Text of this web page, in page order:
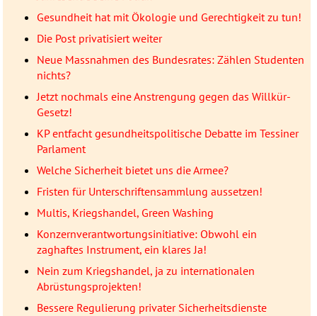
Gesundheit hat mit Ökologie und Gerechtigkeit zu tun!
Die Post privatisiert weiter
Neue Massnahmen des Bundesrates: Zählen Studenten
nichts?
Jetzt nochmals eine Anstrengung gegen das Willkür-
Gesetz!
KP entfacht gesundheitspolitische Debatte im Tessiner
Parlament
Welche Sicherheit bietet uns die Armee?
Fristen für Unterschriftensammlung aussetzen!
Multis, Kriegshandel, Green Washing
Konzernverantwortungsinitiative: Obwohl ein
zaghaftes Instrument, ein klares Ja!
Nein zum Kriegshandel, ja zu internationalen
Abrüstungsprojekten!
Bessere Regulierung privater Sicherheitsdienste